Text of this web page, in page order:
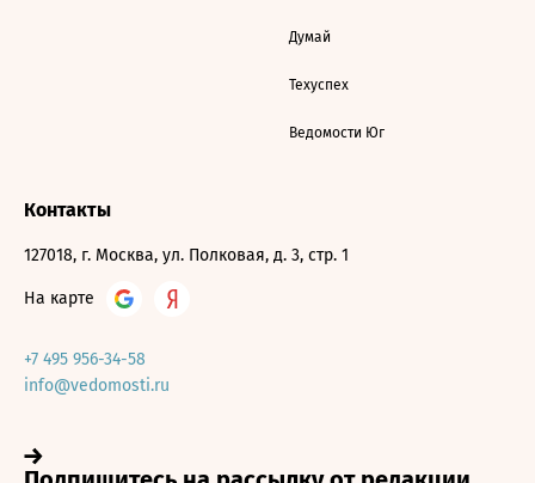
Думай
Техуспех
Ведомости Юг
Контакты
127018, г. Москва, ул. Полковая, д. 3, стр. 1
На карте
+7 495 956-34-58
info@vedomosti.ru